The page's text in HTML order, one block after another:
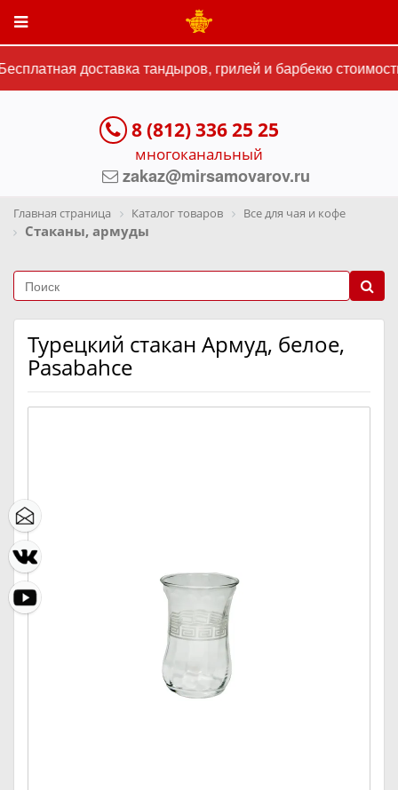
доставка тандыров, грилей и барбекю
8 (812) 336 25 25
многоканальный
zakaz@mirsamovarov.ru
Главная страница Каталог товаров Все для чая и кофе
Стаканы, армуды
Турецкий стакан Армуд, белое,
Pasabahce